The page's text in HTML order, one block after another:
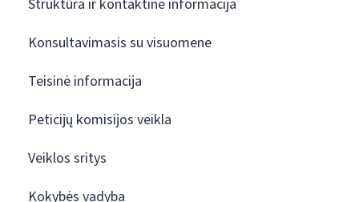
Struktūra ir kontaktinė informacija
Konsultavimasis su visuomene
Teisinė informacija
Peticijų komisijos veikla
Veiklos sritys
Kokybės vadyba